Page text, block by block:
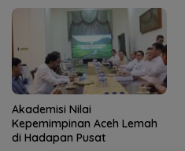
Akademisi Nilai
Kepemimpinan Aceh Lemah
di Hadapan Pusat